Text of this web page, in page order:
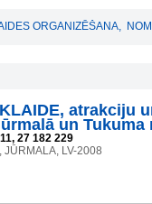
ORGANIZĒŠANA,
atrakciju
un Tukuma
27 182 229
JŪRMALA, LV-2008